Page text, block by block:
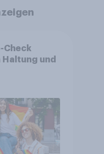
Check
und